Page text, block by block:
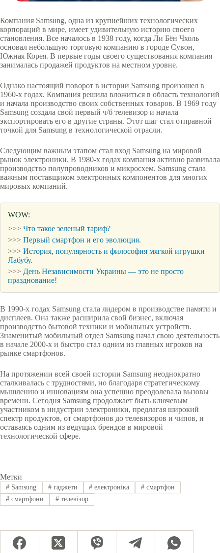
Компания Samsung, одна из крупнейших технологических
корпораций в мире, имеет удивительную историю своего
становления. Все началось в 1938 году, когда Ли Бён Чхоль
основал небольшую торговую компанию в городе Сувон,
Южная Корея. В первые годы своего существования компания
занималась продажей продуктов на местном уровне.
Однако настоящий поворот в истории Samsung произошел в
1960-х годах. Компания решила вложиться в область технологий
и начала производство своих собственных товаров. В 1969 году
Samsung создала свой первый ч/б телевизор и начала
экспортировать его в другие страны. Этот шаг стал отправной
точкой для Samsung в технологической отрасли.
Следующим важным этапом стал вход Samsung на мировой
рынок электроники. В 1980-х годах компания активно развивала
производство полупроводников и микросхем. Samsung стала
важным поставщиком электронных компонентов для многих
мировых компаний.
WOW:
>>> Что такое зеленый тариф?
>>> Первый смартфон и его эволюция.
>>> История, популярность и философия мягкой игрушки
Лабубу.
>>> День Независимости Украины — это не просто
празднование!
В 1990-х годах Samsung стала лидером в производстве памяти и
дисплеев. Она также расширила свой бизнес, включая
производство бытовой техники и мобильных устройств.
Знаменитый мобильный отдел Samsung начал свою деятельность
в начале 2000-х и быстро стал одним из главных игроков на
рынке смартфонов.
На протяжении всей своей истории Samsung неоднократно
сталкивалась с трудностями, но благодаря стратегическому
мышлению и инновациям она успешно преодолевала вызовы
времени. Сегодня Samsung продолжает быть ключевым
участником в индустрии электроники, предлагая широкий
спектр продуктов, от смартфонов до телевизоров и чипов, и
оставаясь одним из ведущих брендов в мировой
технологической сфере.
Метки
#Samsung #гаджети # електроніка # смартфон
#смартфони #телевізор